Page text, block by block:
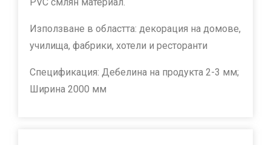
Използване в областта: декорация на домове,
училища, фабрики, хотели и ресторанти
Спецификация: Дебелина на продукта 2-3 мм;
Ширина 2000 мм